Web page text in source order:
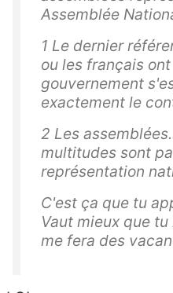
Assemblée
1 Le dernier
ou les français
gouvernement
exactement le
2 Les
multitudes sont
représentation
C'est ça que tu
Vaut mieux que
me fera des